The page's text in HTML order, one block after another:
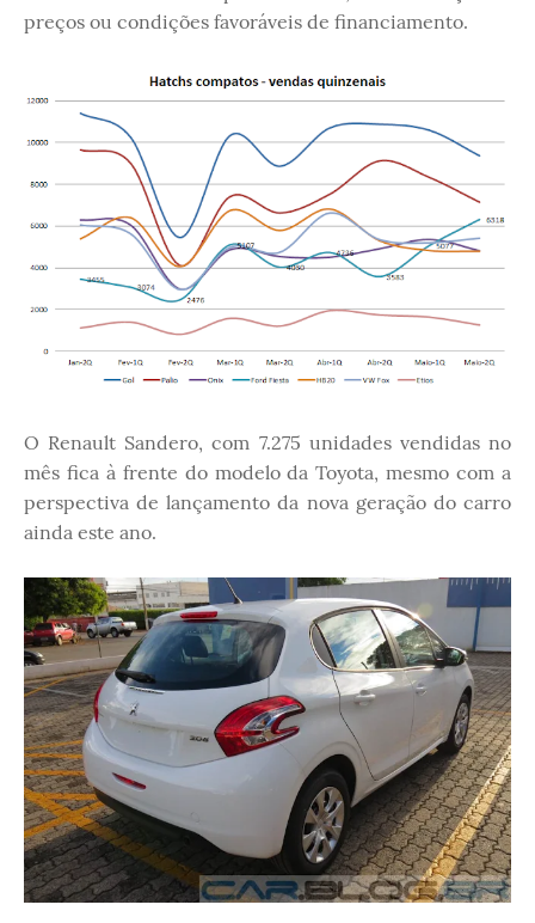
preços ou condições favoráveis de financiamento.
O Renault Sandero, com 7.275 unidades vendidas no
mês fica à frente do modelo da Toyota, mesmo com a
perspectiva de lançamento da nova geração do carro
ainda este ano.